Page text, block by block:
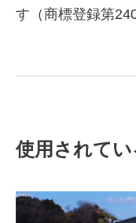
す（商標登録第
使用されて